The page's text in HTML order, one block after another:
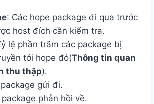
: Các hope package đi qua trước
host đích cần kiểm tra.
lệ phần trăm các package bị
tới hope đó(Thông tin quan
thu thập).
package gửi đi.
package phản hồi về.